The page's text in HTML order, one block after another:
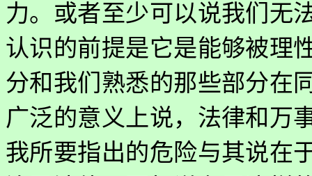
力。或者至少可以说我们无
认识的前提是它是能够被理
分和我们熟悉的那些部分在
广泛的意义上说，法律和万
我所要指出的危险与其说在